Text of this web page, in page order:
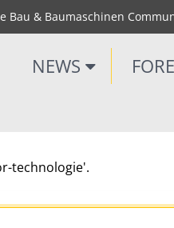
Bau & Baumaschinen
NEWS
technologie'.